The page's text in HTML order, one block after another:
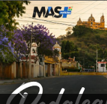
Previous